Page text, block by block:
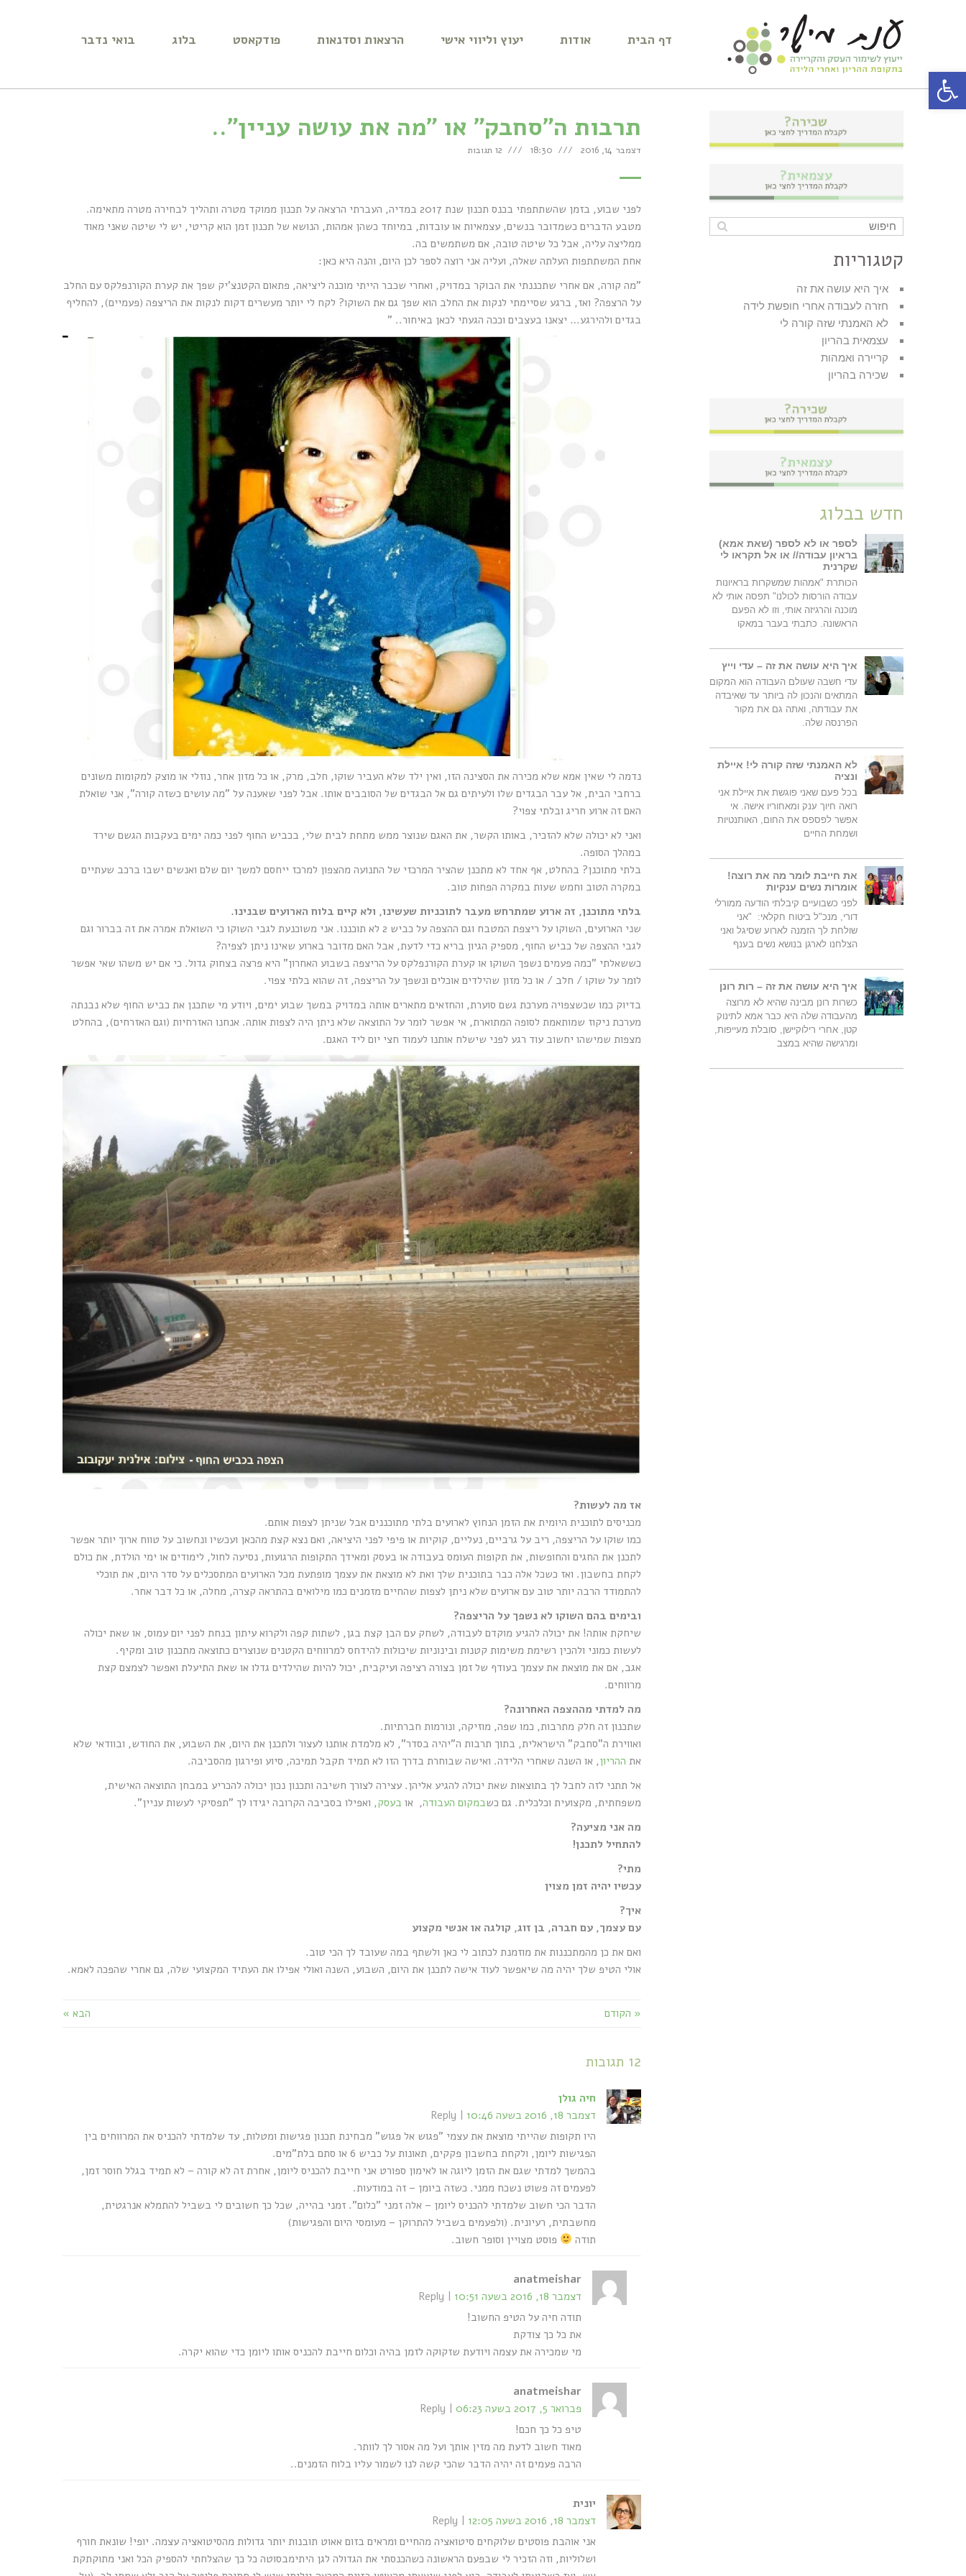
פתח סרגל נגישות
דף הבית אודות יעוץ וליווי אישי הרצאות וסדנאות פודקאסט בלוג בואי נדבר
תרבות ה"סחבק" או "מה את עושה עניין"..
דצמבר 14, 2016 18:30 12 תגובות
לפני שבוע, בזמן שהשתתפתי בכנס תכנון שנת 2017 במדיה, העברתי הרצאה על תכנון ממוקד מטרה ותהליך לבחירה מטרה מתאימה.
מטבע הדברים כשמדובר בנשים, עצמאיות או עובדות, במיוחד כשהן אמהות, הנושא של תכנון זמן הוא קריטי, יש לי שיטה שאני מאוד
ממליצה עליה, אבל כל שיטה טובה, אם משתמשים בה.
אחת המשתתפות העלתה שאלה, ועליה אני רוצה לספר לכן היום, והנה היא כאן:
"מה קורה, אם אחרי שתכננתי את הבוקר במדויק, ואחרי שכבר הייתי מוכנה ליציאה, פתאום הקטנצ'יק שפך את קערת הקורנפלקס עם החלב
על הרצפה? ואז, ברגע שסיימתי לנקות את החלב הוא שפך גם את השוקו? לקח לי יותר מעשרים דקות לנקות את הריצפה (פעמיים), להחליף
בגדים ולהירגע… יצאנו בעצבים וככה הגעתי לכאן באיחור.. "
נדמה לי שאין אמא שלא מכירה את הסצינה הזו, ואין ילד שלא העביר שוקו, חלב, מרק, או כל מזון אחר, נוזלי או מוצק למקומות משונים
ברחבי הבית, אל עבר הבגדים שלו ולעיתים גם אל הבגדים של הסובבים אותו. אבל לפני שאענה על "מה עושים כשזה קורה", אני שואלת
האם זה ארוע חריג ובלתי צפוי?
ואני לא יכולה שלא להזכיר, באותו הקשר, את האגם שנוצר ממש מתחת לבית שלי, בכביש החוף לפני כמה ימים בעקבות הגשם שירד
במהלך הסופה.
בלתי מתוכנן? בהחלט, אף אחד לא מתכנן שהציר המרכזי של התנועה מהצפון למרכז ייחסם למשך יום שלם ואנשים ישבו ברכב שעתיים
במקרה הטוב וחמש שעות במקרה הפחות טוב.
בלתי מתוכנן, זה ארוע שמתרחש מעבר לתוכניות שעשינו, ולא קיים בלוח הארועים שבנינו.
שני הארועים, השוקו על ריצפת המטבח וגם ההצפה על כביש 2 לא תוכננו. אני משוכנעת לגבי השוקו כי השואלת אמרה את זה בברור וגם
לגבי ההצפה של כביש החוף, מספיק הגיון בריא כדי לדעת, אבל האם מדובר בארוע שאינו ניתן לצפיה?
כששאלתי "כמה פעמים נשפך השוקו או קערת הקורנפלקס על הריצפה בשבוע האחרון" היא פרצה בצחוק גדול. כי אם יש משהו שאי אפשר
לומר על שוקו / חלב / או כל מזון שהילדים אוכלים ונשפך על הריצפה, זה שהוא בלתי צפוי.
בדיוק כמו שכשצפויה מערכת גשם סוערת, והחזאים מתארים אותה במדויק במשך שבוע ימים, ויודע מי שתכנן את כביש החוף שלא נבנתה
מערכת ניקוז שמותאמת לסופה המתוארת, אי אפשר לומר על התוצאה שלא ניתן היה לצפות אותה. אנחנו האזרחיות (וגם האזרחים), בהחלט
מצפות שמישהו יחשוב עוד רגע לפני שישלח אותנו לעמוד חצי יום ליד האגם.
אז מה לעשות?
מכניסים לתוכנית היומית את הזמן הנחוץ לארועים בלתי מתוכננים אבל שניתן לצפות אותם.
כמו שוקו על הריצפה, ריב על גרביים, נעליים, קוקיות או פיפי לפני היציאה, ואם נצא קצת מהכאן ועכשיו ונחשוב על טווח ארוך יותר אפשר
לתכנן את החגים והחופשות, את תקופות העומס בעבודה או בעסק ומאידך התקופות הרגועות, נסיעה לחול, לימודים או ימי הולדת, את כולם
לקחת בחשבון. ואז כשכל אלה כבר בתוכנית שלך ואת לא מוצאת את עצמך מופתעת מכל הארועים המתסכלים על סדר היום, את תוכלי
להתמודד הרבה יותר טוב עם ארועים שלא ניתן לצפות שהחיים מזמנים כמו מילואים בהתראה קצרה, מחלה, או כל דבר אחר.
ובימים בהם השוקו לא נשפך על הריצפה?
שיחקת אותה! את יכולה להגיע מוקדם לעבודה, לשחק עם הבן קצת בגן, לשתות קפה ולקרוא עיתון בנחת לפני יום עמוס, או שאת יכולה
לעשות כמוני ולהכין רשימת משימות קטנות ובינוניות שיכולות להידחס למרווחים הקטנים שנוצרים כתוצאה מתכנון טוב ומקיף.
אגב, אם את מוצאת את עצמך בעודף של זמן בצורה רציפה ועיקבית, יכול להיות שהילדים גדלו או שאת התיעלת ואפשר לצמצם קצת
מרווחים.
מה למדתי מההצפה האחרונה?
שתכנון זה חלק מתרבות, כמו שפה, מוזיקה, ונורמות חברתיות.
ואווירת ה"סחבק" הישראלית, בתוך תרבות ה"יהיה בסדר", לא מלמדת אותנו לעצור ולתכנן את היום, את השבוע, את החודש, ובוודאי שלא
את ההריון, או השנה שאחרי הלידה. ואישה שבוחרת בדרך הזו לא תמיד תקבל תמיכה, סיוע ופירגון מהסביבה.
אל תתני לזה לחבל לך בתוצאות שאת יכולה להגיע אליהן. עצירה לצורך חשיבה ותכנון נכון יכולה להכריע במבחן התוצאה האישית,
משפחתית, מקצועית וכלכלית. גם כשבמקום העבודה, או בעסק, ואפילו בסביבה הקרובה יגידו לך "תפסיקי לעשות עניין".
מה אני מציעה?
להתחיל לתכנן!
מתי?
עכשיו יהיה זמן מצוין
איך?
עם עצמך, עם חברה, בן זוג, קולגה או אנשי מקצוע
ואם את כן מהמתכננות את מוזמנת לכתוב לי כאן ולשתף במה שעובד לך הכי טוב.
אולי הטיפ שלך יהיה מה שיאפשר לעוד אישה לתכנן את היום, השבוע, השנה ואולי אפילו את העתיד המקצועי שלה, גם אחרי שהפכה לאמא.
« הקודם הבא »
12 תגובות
חיה גולן
דצמבר 18, 2016 בשעה 10:46
Reply
היו תקופות שהייתי מוצאת את עצמי "פגוש אל פגוש" מבחינת תכנון פגישות ומטלות, עד שלמדתי להכניס את המרווחים בין
הפגישות ליומן, ולקחת בחשבון פקקים, תאונות על כביש 6 או סתם בלת"מים.
בהמשך למדתי שגם את הזמן ליוגה או לאימון ספורט אני חייבת להכניס ליומן, אחרת זה לא קורה – לא תמיד בגלל חוסר זמן,
לפעמים זה פשוט נשכח ממני. כשזה ביומן – זה במודעות.
הדבר הכי חשוב שלמדתי להכניס ליומן – אלה זמני "כלום". זמני בהייה, שכל כך חשובים לי בשביל להתמלא אנרגטית,
מחשבתית, רעיונית. (ולפעמים בשביל להתרוקן – מעומסי היום והפגישות)
תודה
פוסט מצויין וסופר חשוב.
anatmeishar
דצמבר 18, 2016 בשעה 10:51
Reply
תודה חיה על הטיפ החשוב!
את כל כך צודקת
מי שמכירה את עצמה ויודעת שזקוקה לזמן בהיה וכלום חייבת להכניס אותו ליומן כדי שהוא יקרה.
anatmeishar
פברואר 5, 2017 בשעה 06:23
Reply
טיפ כל כך חכם!
מאוד חשוב לדעת מה מזין אותך ועל מה אסור לך לוותר.
הרבה פעמים זה יהיה הדבר שהכי קשה לנו לשמור עליו בלוח הזמנים..
יונית
דצמבר 18, 2016 בשעה 12:05
Reply
אני אוהבת פוסטים שלוקחים סיטואציה מהחיים ומראים בזום אאוט תובנות יותר גדולות מהסיטואציה עצמה. יופי! שונאת חורף
ושלוליות, וזה הזכיר לי שבפעם הראשונה כשהכנסתי את הגדולה לגן היתימבסוטה כל כך שהצלחתי להספיק הכל ואני מתוקתקת
קטגוריות
איך היא עושה את זה
חזרה לעבודה אחרי חופשת לידה
לא האמנתי שזה קורה לי
עצמאית בהריון
קריירה ואמהות
שכירה בהריון
חדש בבלוג
לספר או לא לספר (שאת אמא)
בראיון עבודה// או אל תקראו לי
שקרנית
הכותרת "אמהות שמשקרות בראיונות
עבודה הורסות לכולנו" תפסה אותי לא
מוכנה והרגיזה אותי, וזו לא הפעם
הראשונה. כתבתי בעבר במאקו
איך היא עושה את זה – עדי וייץ
עדי חשבה שעולם העבודה הוא המקום
המתאים והנכון לה ביותר עד שאיבדה
את עבודתה, ואתה גם את מקור
הפרנסה שלה.
לא האמנתי שזה קורה לי! איילת
ונציה
בכל פעם שאני פוגשת את איילת אני
רואה חיוך ענק ומאחוריו אישה. אי
אפשר לפספס את החום, האותנטיות
ושמחת החיים
את חייבת לומר מה את רוצה!
אומרות נשים ענקיות
לפני כשבועיים קיבלתי הודעה ממורלי
דורי, מנכ"ל ביטוח חקלאי: "אני
שולחת לך הזמנה לארוע שסיגל ואני
הצלחנו לארגן בנושא נשים בענף
איך היא עושה את זה – רות רונן
כשרות רונן מבינה שהיא לא מרוצה
מהעבודה שלה היא כבר אמא לתינוק
קטן, אחרי רילוקיישן, סובלת מעייפות,
ומרגישה שהיא במצב